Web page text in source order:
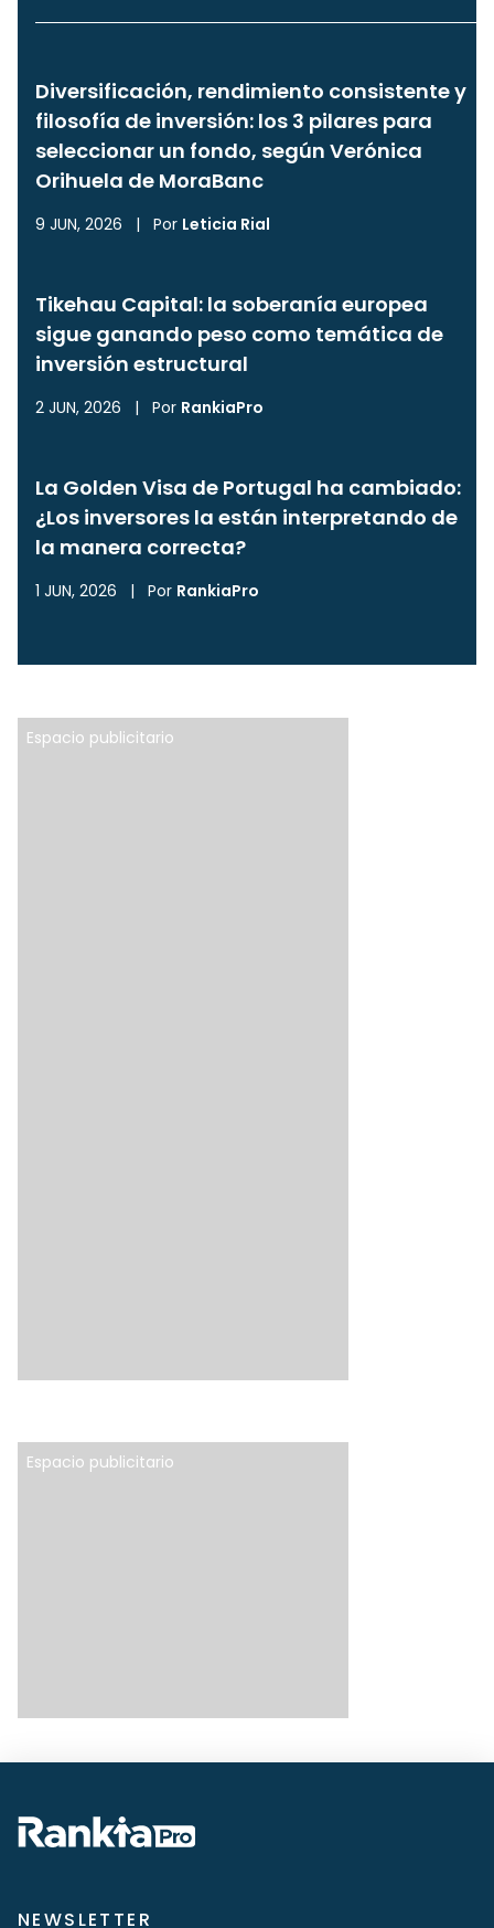
Diversificación, rendimiento consistente y
filosofía de inversión: los 3 pilares para
seleccionar un fondo, según Verónica
Orihuela de MoraBanc
9 JUN, 2026 | Por Leticia Rial
Tikehau Capital: la soberanía europea
sigue ganando peso como temática de
inversión estructural
2 JUN, 2026 | Por RankiaPro
La Golden Visa de Portugal ha cambiado:
¿Los inversores la están interpretando de
la manera correcta?
1 JUN, 2026 | Por RankiaPro
Espacio publicitario
Espacio publicitario
NEWSLETTER